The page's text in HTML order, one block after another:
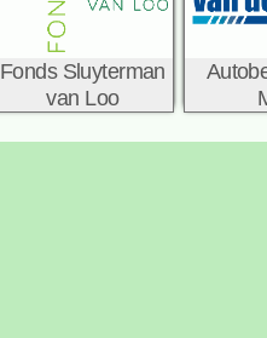
Fonds Sluyterman
van Loo